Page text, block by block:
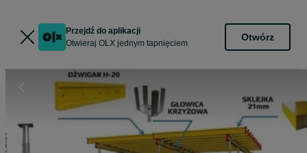
Przejdź do aplikacji
Otwieraj OLX jednym tapnięciem
Otwórz